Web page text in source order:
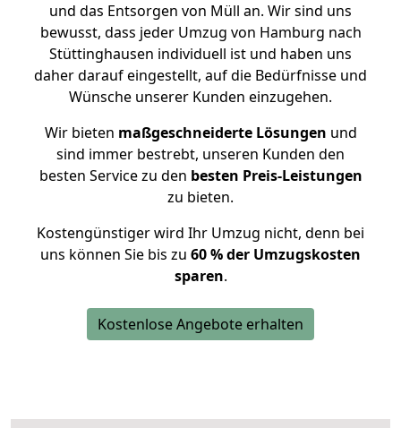
und das Entsorgen von Müll an. Wir sind uns
bewusst, dass jeder Umzug von Hamburg nach
Stüttinghausen individuell ist und haben uns
daher darauf eingestellt, auf die Bedürfnisse und
Wünsche unserer Kunden einzugehen.
Wir bieten maßgeschneiderte Lösungen und
sind immer bestrebt, unseren Kunden den
besten Service zu den besten Preis-Leistungen
zu bieten.
Kostengünstiger wird Ihr Umzug nicht, denn bei
uns können Sie bis zu 60 % der Umzugskosten
sparen.
Kostenlose Angebote erhalten